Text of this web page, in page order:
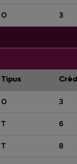
O 3
Tipus
O 3
T 6
T 8